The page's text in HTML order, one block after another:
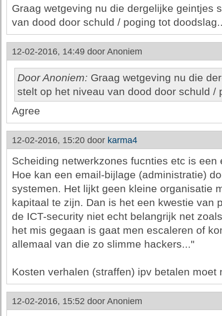
Graag wetgeving nu die dergelijke geintjes
van dood door schuld / poging tot
12-02-2016, 14:49 door Anoniem
Door Anoniem: Graag wetgeving nu die
stelt op het niveau van dood door schuld /
Agree
12-02-2016, 15:20 door karma4
Scheiding netwerkzones fucnties etc is een
Hoe kan een email-bijlage (administratie)
systemen. Het lijkt geen kleine organisatie
kapitaal te zijn. Dan is het een kwestie van
de ICT-security niet echt belangrijk net
het mis gegaan is gaat men escaleren of
allemaal van die zo slimme hackers..."
Kosten verhalen (straffen) ipv betalen moet
12-02-2016, 15:52 door Anoniem